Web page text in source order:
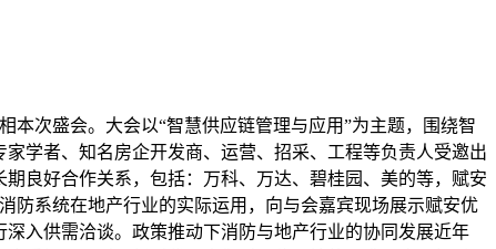
本次盛会。大会以“智慧供应链管理与应用”为主题，围绕智
学者、知名房企开发商、运营、招采、工程等负责人受邀出
良好合作关系，包括：万科、万达、碧桂园、美的等，赋安
防系统在地产行业的实际运用，向与会嘉宾现场展示赋安优
入供需洽谈。政策推动下消防与地产行业的协同发展近年